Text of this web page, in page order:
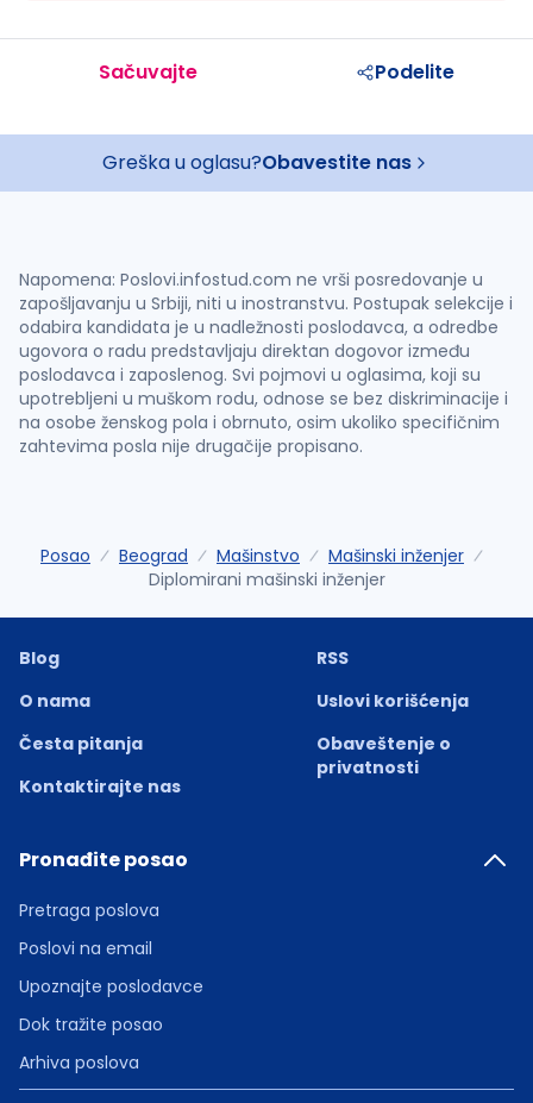
Sačuvajte Podelite
Greška u oglasu?Obavestite nas
Napomena: Poslovi.infostud.com ne vrši posredovanje u
zapošljavanju u Srbiji, niti u inostranstvu. Postupak selekcije i
odabira kandidata je u nadležnosti poslodavca, a odredbe
ugovora o radu predstavljaju direktan dogovor između
poslodavca i zaposlenog. Svi pojmovi u oglasima, koji su
upotrebljeni u muškom rodu, odnose se bez diskriminacije i
na osobe ženskog pola i obrnuto, osim ukoliko specifičnim
zahtevima posla nije drugačije propisano.
Posao Beograd Mašinstvo
Mašinski inženjer
Diplomirani mašinski inženjer
Blog
O nama
Česta pitanja
Kontaktirajte nas
RSS
Uslovi korišćenja
Obaveštenje o
privatnosti
Pronađite posao
Pretraga poslova
Poslovi na email
Upoznajte poslodavce
Dok tražite posao
Arhiva poslova